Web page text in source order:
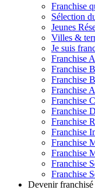
Franchise
Sélection
Jeunes
Villes &
Je suis
Franchise
Franchise
Franchise
Franchise
Franchise
Franchise
Franchise
Franchise
Franchise
Franchise
Franchise
Franchise
Devenir franchisé